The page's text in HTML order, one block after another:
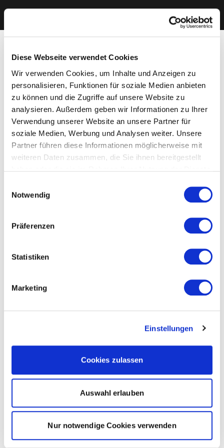
Diese Webseite verwendet Cookies
Wir verwenden Cookies, um Inhalte und Anzeigen zu
personalisieren, Funktionen für soziale Medien anbieten
zu können und die Zugriffe auf unsere Website zu
analysieren. Außerdem geben wir Informationen zu Ihrer
Verwendung unserer Website an unsere Partner für
soziale Medien, Werbung und Analysen weiter. Unsere
Partner führen diese Informationen möglicherweise mit
weiteren Daten zusammen, die Sie ihnen bereitgestellt
Cookies, wenn Sie unsere Webseite weiterhin nutzen.
Notwendig
Präferenzen
Statistiken
Marketing
Einstellungen
Cookies zulassen
Auswahl erlauben
Nur notwendige Cookies verwenden